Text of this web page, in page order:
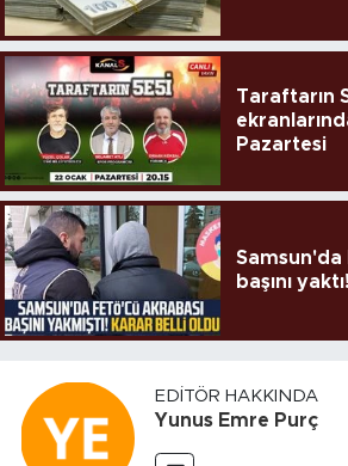
Taraftarın
Pazartesi
Samsun'da
başını
EDITÖR HAKKINDA
Yunus Emre Purç